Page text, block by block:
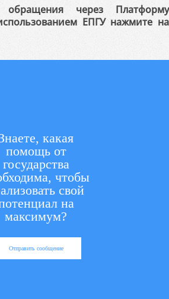
обращения через Платформу
ЕПГУ нажмите на
какая
помощь от
государства
чтобы
свой
на
максимум?
Отправить сообщение